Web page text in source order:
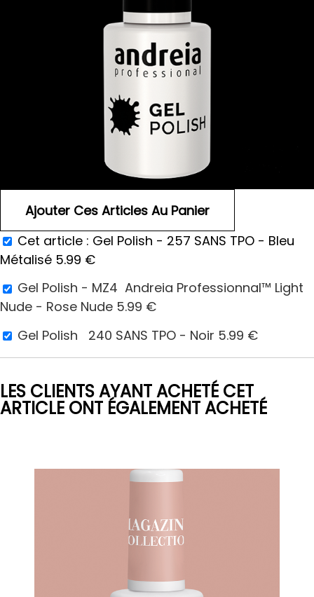
Cet article : Gel Polish - 257 SANS TPO - Bleu
Métalisé 5.99 €
Gel Polish - MZ4 Andreia Professionnal™ Light
Nude - Rose Nude 5.99 €
Gel Polish 240 SANS TPO - Noir 5.99 €
LES CLIENTS AYANT ACHETÉ CET
ARTICLE ONT ÉGALEMENT ACHETÉ